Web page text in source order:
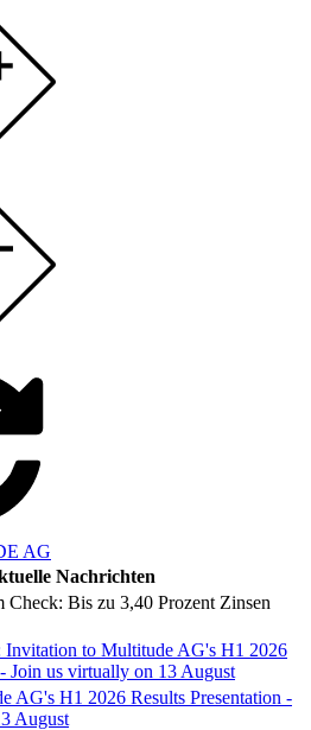
AG
Nachrichten
Check: Bis zu 3,40 Prozent Zinsen
Invitation to Multitude AG's H1 2026
Join us virtually on 13 August
AG's H1 2026 Results Presentation -
August